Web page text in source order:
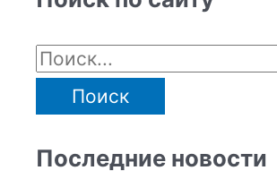
Последние новости